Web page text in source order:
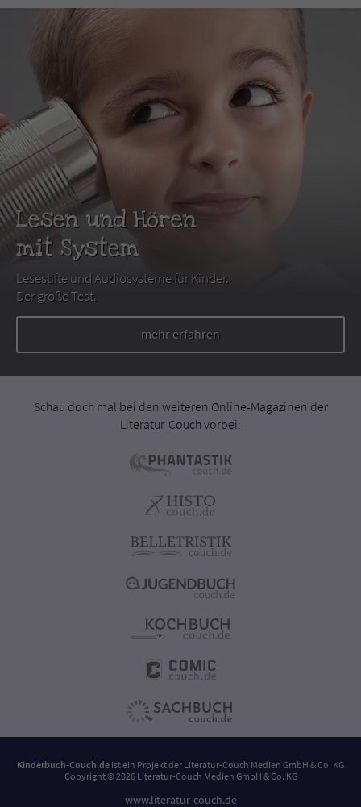
Lesen und Hören
mit System
Lesestifte und Audiosysteme für Kinder.
Der große Test.
mehr erfahren
Schau doch mal bei den weiteren Online-Magazinen der
Literatur-Couch vorbei:
Kinderbuch-Couch.de ist ein Projekt der Literatur-Couch Medien GmbH & Co. KG
Copyright © 2026 Literatur-Couch Medien GmbH & Co. KG
www.literatur-couch.de